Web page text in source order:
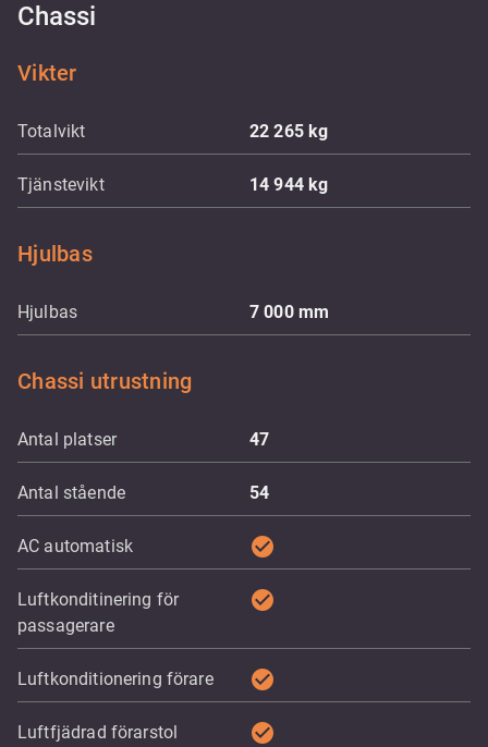
Chassi
Vikter
Totalvikt 22 265kg
Tjänstevikt 14 944kg
Hjulbas
Hjulbas 7 000 mm
Chassi utrustning
Antal platser 47
Antal stående 54
AC automatisk check_circle
Luftkonditinering för
passagerare
check_circle
Luftkonditionering förare check_circle
Luftfjädrad förarstol check_circle